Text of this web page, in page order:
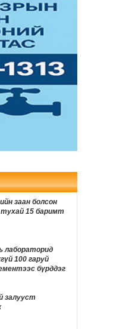
нүхнээс
мэлхийн төрөл
инфлюэнсер
буудуулан
ажлын хүрээнд
Дорноговь
тэгш улсын
бензин олгоно
ИТХ-ын ээлжит
дулаан байна
заан болсон
15 баримт
лабораторид
100 гаруй
бүрддэг
залууст